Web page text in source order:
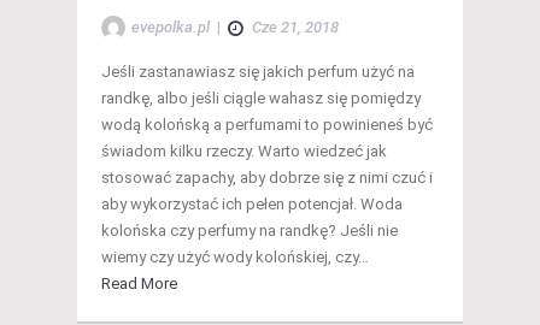
evepolka.pl | Cze 21, 2018
Jeśli zastanawiasz się jakich perfum użyć na
randkę, albo jeśli ciągle wahasz się pomiędzy
wodą kolońską a perfumami to powinieneś być
świadom kilku rzeczy. Warto wiedzeć jak
stosować zapachy, aby dobrze się z nimi czuć i
aby wykorzystać ich pełen potencjał. Woda
kolońska czy perfumy na randkę? Jeśli nie
wiemy czy użyć wody kolońskiej, czy…
Read More